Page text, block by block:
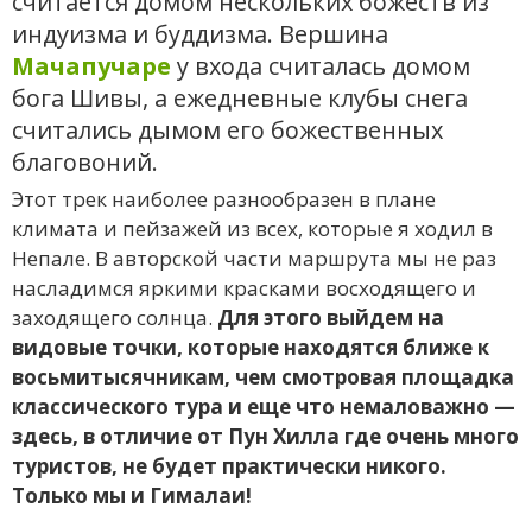
индуизма и буддизма. Вершина
Мачапучаре у входа считалась домом
бога Шивы, а ежедневные клубы снега
считались дымом его божественных
благовоний.
Этот трек наиболее разнообразен в плане
климата и пейзажей из всех, которые я ходил в
Непале. В авторской части маршрута мы не раз
насладимся яркими красками восходящего и
заходящего солнца. Для этого выйдем на
видовые точки, которые находятся ближе к
восьмитысячникам, чем смотровая площадка
классического тура и еще что немаловажно —
здесь, в отличие от Пун Хилла где очень много
туристов, не будет практически никого.
Только мы и Гималаи!